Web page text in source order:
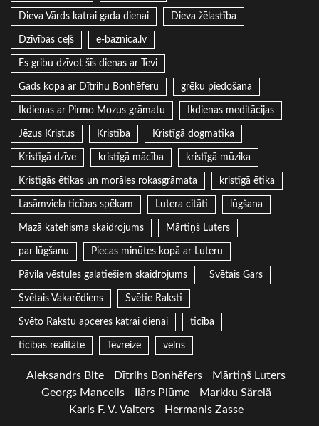
Dieva Vārds katrai gada dienai Dieva žēlastība
Dzīvības ceļš e-baznica.lv
Es gribu dzīvot šīs dienas ar Tevi
Gads kopa ar Dītrihu Bonhēferu grēku piedošana
Ikdienas ar Pirmo Mozus grāmatu Ikdienas meditācijas
Jēzus Kristus Kristība Kristīgā dogmatika
Kristīgā dzīve kristīgā mācība kristīgā mūzika
Kristīgās ētikas un morāles rokasgrāmata kristīgā ētika
Lasāmviela ticības spēkam Lutera citāti lūgšana
Mazā katehisma skaidrojums Mārtiņš Luters
par lūgšanu Piecas minūtes kopā ar Luteru
Pāvila vēstules galatiešiem skaidrojums Svētais Gars
Svētais Vakarēdiens Svētie Raksti
Svēto Rakstu apceres katrai dienai ticība
ticības realitāte Tēvreize velns
Aleksandrs Bite Dītrihs Bonhēfers
Mārtiņš Luters
Georgs Mancelis
Ilārs Plūme
Markku Särelä
Karls F. V. Valters
Hermanis Zasse